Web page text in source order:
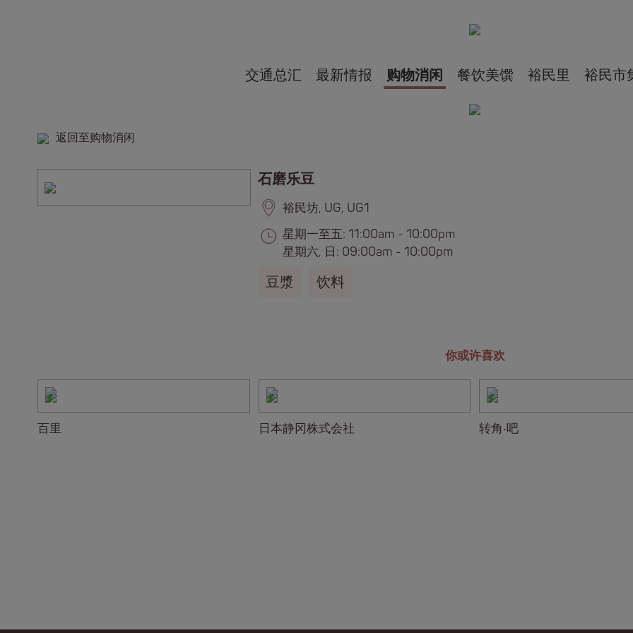
交通总汇 最新情报 购物消闲 餐饮美馔 裕民里 裕民市
返回至购物消闲
石磨乐豆
裕民坊, UG, UG1
星期一至五: 11:00am - 10:00pm
星期六, 日: 09:00am - 10:00pm
豆漿 饮料
你或许喜欢
百里 日本静冈株式会社 转角‧吧